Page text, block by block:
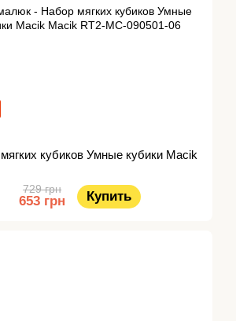
кубиков Умные кубики Macik
729 грн
653 грн Купить